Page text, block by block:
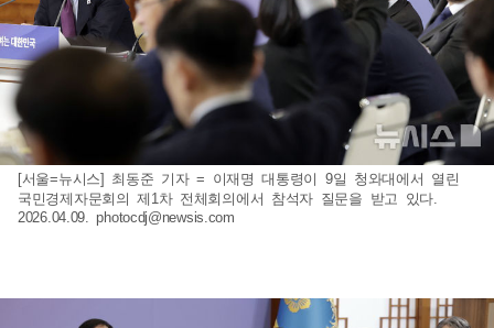
[서울=뉴시스] 최동준 기자 = 이재명 대통령이 9일 청와대에서 열린
국민경제자문회의 제1차 전체회의에서 참석자 질문을 받고 있다.
2026.04.09.photocdj@newsis.com